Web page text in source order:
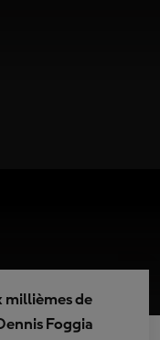
millièmes de
Foggia